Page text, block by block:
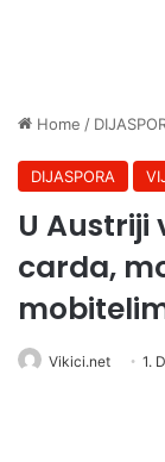
Home /
DIJASPORA
U Austriji
carda,
Vikici.net 1.